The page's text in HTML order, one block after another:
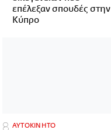
επέλεξαν σπουδές στην
Κύπρο
ΑΥΤΟΚΙΝΗΤΟ